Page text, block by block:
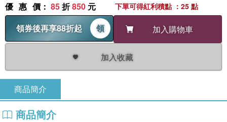
優惠價 ： 85折850 元
領券後再享88折起
領 加入購物車
加入收藏
下單可得紅利積點 ：25 點
商品簡介
商品簡介